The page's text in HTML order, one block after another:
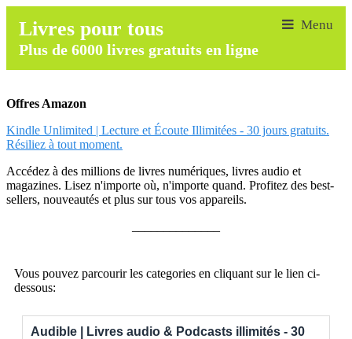
Livres pour tous
Plus de 6000 livres gratuits en ligne
Offres Amazon
Kindle Unlimited | Lecture et Écoute Illimitées - 30 jours gratuits.
Résiliez à tout moment.
Accédez à des millions de livres numériques, livres audio et
magazines. Lisez n'importe où, n'importe quand. Profitez des best-
sellers, nouveautés et plus sur tous vos appareils.
Vous pouvez parcourir les categories en cliquant sur le lien ci-
dessous:
Audible | Livres audio & Podcasts illimités - 30